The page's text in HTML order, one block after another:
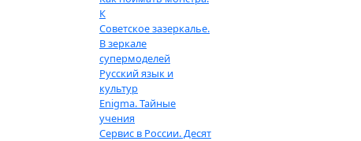
К
Советское зазеркалье.
В зеркале
супермоделей
Русский язык и
культур
Enigma. Тайные
учения
Сервис в России. Десят